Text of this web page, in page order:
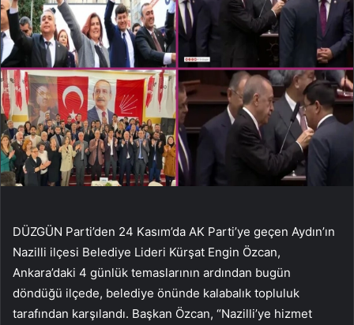
DÜZGÜN Parti’den 24 Kasım’da AK Parti’ye geçen Aydın’ın
Nazilli ilçesi Belediye Lideri Kürşat Engin Özcan,
Ankara’daki 4 günlük temaslarının ardından bugün
döndüğü ilçede, belediye önünde kalabalık topluluk
tarafından karşılandı. Başkan Özcan, “Nazilli’ye hizmet